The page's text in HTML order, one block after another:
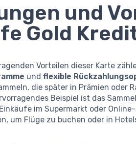
und
Gold
Vorteilen dieser Karte
undflexible
die später in Prämien oder
Beispiel ist das
im Supermarkt oder
um Flüge zu buchen oder in